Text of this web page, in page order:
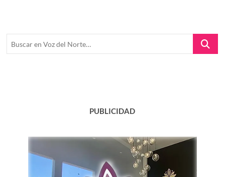
Buscar
PUBLICIDAD